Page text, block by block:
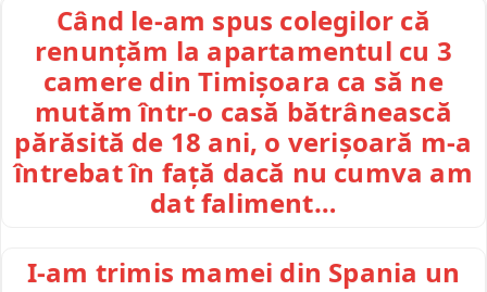
Când le-am spus colegilor că
renunțăm la apartamentul cu 3
camere din Timișoara ca să ne
mutăm într-o casă bătrânească
părăsită de 18 ani, o verișoară m-a
întrebat în față dacă nu cumva am
dat faliment…
I-am trimis mamei din Spania un